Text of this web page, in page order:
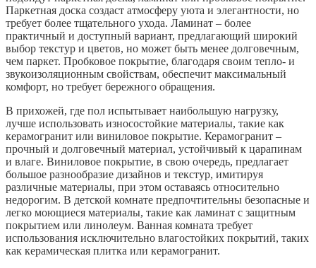
Паркетная доска создаст атмосферу уюта и элегантности, но
требует более тщательного ухода. Ламинат – более
практичный и доступный вариант, предлагающий широкий
выбор текстур и цветов, но может быть менее долговечным,
чем паркет. Пробковое покрытие, благодаря своим тепло- и
звукоизоляционным свойствам, обеспечит максимальный
комфорт, но требует бережного обращения.
В прихожей, где пол испытывает наибольшую нагрузку,
лучше использовать износостойкие материалы, такие как
керамогранит или виниловое покрытие. Керамогранит –
прочный и долговечный материал, устойчивый к царапинам
и влаге. Виниловое покрытие, в свою очередь, предлагает
большое разнообразие дизайнов и текстур, имитируя
различные материалы, при этом оставаясь относительно
недорогим. В детской комнате предпочтительны безопасные и
легко моющиеся материалы, такие как ламинат с защитным
покрытием или линолеум. Ванная комната требует
использования исключительно влагостойких покрытий, таких
как керамическая плитка или керамогранит.